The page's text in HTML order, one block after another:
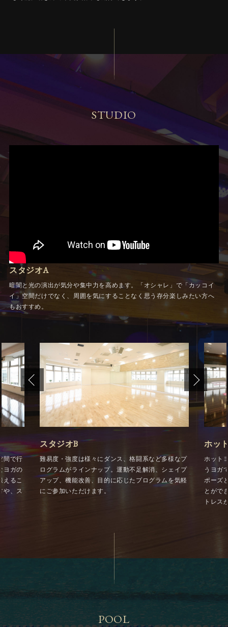
STUDIO
スタジオA
暗闇と光の演出が気分や集中力を高めます。「オシャレ」で「カッコイ
イ」空間だけでなく、周囲を気にすることなく思う存分楽しみたい方へ
もおすすめ。
間で行
ヨガの
えるこ
や、ス
スタジオB
難易度・強度は様々にダンス、格闘系など多様なプ
ログラムがラインナップ。運動不足解消、シェイプ
アップ、機能改善、目的に応じたプログラムを気軽
にご参加いただけます。
ホッ
ホット
うヨガ
ポーズ
とがで
トレス
POOL